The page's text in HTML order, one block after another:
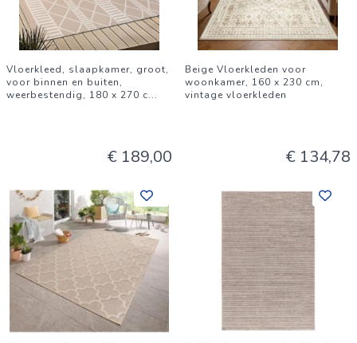
Vloerkleed, slaapkamer, groot,
voor binnen en buiten,
weerbestendig, 180 x 270 c...
€ 189,00
Beige Vloerkleden voor
woonkamer, 160 x 230 cm,
vintage vloerkleden
€ 134,78